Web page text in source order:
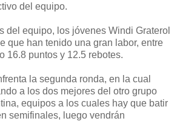
del equipo.
del equipo, los jóvenes Windi Graterol
que han tenido una gran labor, entre
16.8 puntos y 12.5 rebotes.
la segunda ronda, en la cual
a los dos mejores del otro grupo
equipos a los cuales hay que batir
semifinales, luego vendrán